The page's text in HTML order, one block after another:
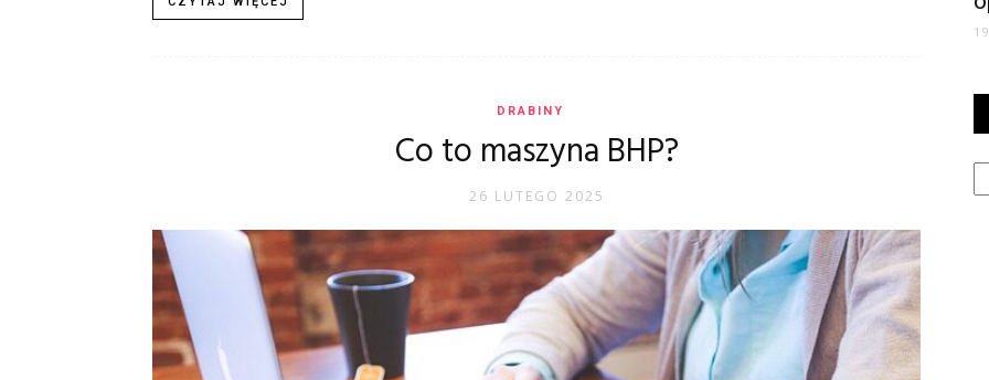
DRABINY
Co to maszyna BHP?
26 LUTEGO 2025